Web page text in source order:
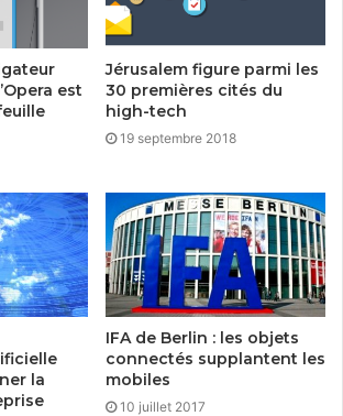
est
Jérusalem figure parmi les
30 premières cités du
high-tech
19 septembre 2018
la
IFA de Berlin : les objets
connectés supplantent les
mobiles
10 juillet 2017